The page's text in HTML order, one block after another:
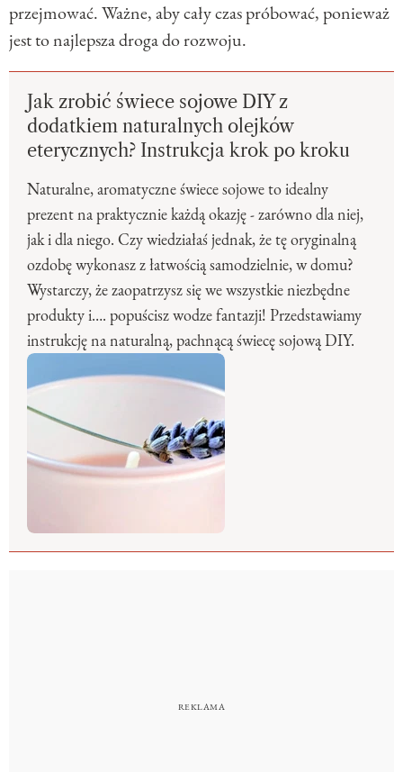
przejmować. Ważne, aby cały czas próbować, ponieważ
jest to najlepsza droga do rozwoju.
Jak zrobić świece sojowe DIY z
dodatkiem naturalnych olejków
eterycznych? Instrukcja krok po kroku
Naturalne, aromatyczne świece sojowe to idealny
prezent na praktycznie każdą okazję - zarówno dla niej,
jak i dla niego. Czy wiedziałaś jednak, że tę oryginalną
ozdobę wykonasz z łatwością samodzielnie, w domu?
Wystarczy, że zaopatrzysz się we wszystkie niezbędne
produkty i…. popuścisz wodze fantazji! Przedstawiamy
instrukcję na naturalną, pachnącą świecę sojową DIY.